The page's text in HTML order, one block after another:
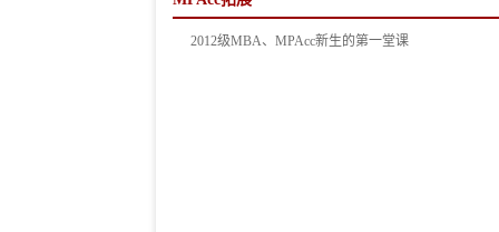
2012级MBA、MPAcc新生的第一堂课